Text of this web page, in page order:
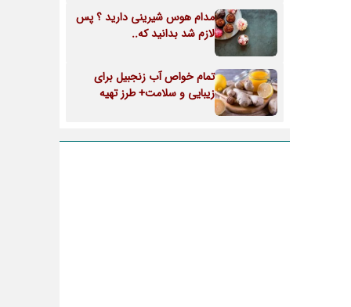
مدام هوس شیرینی دارید ؟ پس
لازم شد بدانید که..
تمام خواص آب زنجبیل برای
زیبایی و سلامت+ طرز تهیه